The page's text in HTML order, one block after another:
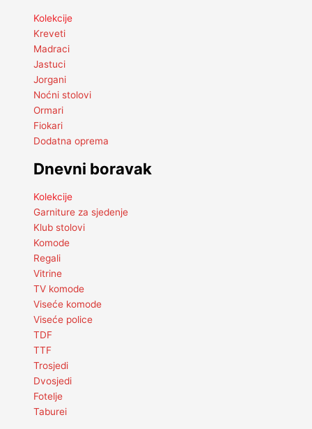
Kolekcije
Kreveti
Madraci
Jastuci
Jorgani
Noćni stolovi
Ormari
Fiokari
Dodatna oprema
Dnevni boravak
Kolekcije
Garniture za sjedenje
Klub stolovi
Komode
Regali
Vitrine
TV komode
Viseće komode
Viseće police
TDF
TTF
Trosjedi
Dvosjedi
Fotelje
Taburei